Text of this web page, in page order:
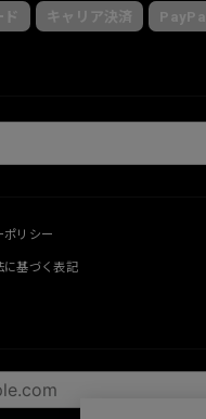
キャリア決済 PayPal
ポリシー
に基づく表記